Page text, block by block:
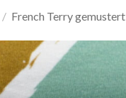
/ French Terry gemustert